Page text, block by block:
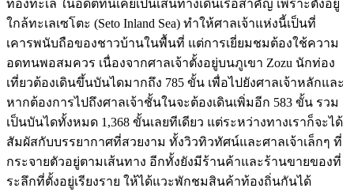
ท้องทะเล ในอดีตที่นี่เคยเป็นเส้นทางเดินเรือสำคัญ เพราะตั้งอยู่
ใกล้ทะเลเซโตะ (Seto Inland Sea) ทำให้ศาลเจ้าแห่งนี้เป็นที่
เคารพนับถือของชาวบ้านในพื้นที่ แต่การเยี่ยมชมต้องใช้ความ
อดทนพอสมควร เนื่องจากศาลเจ้าตั้งอยู่บนภูเขา Zozu นักท่อง
เที่ยวต้องเดินขึ้นบันไดมากถึง 785 ขั้น เพื่อไปยังศาลเจ้าหลักและ
หากต้องการไปถึงศาลเจ้าชั้นในจะต้องเดินเพิ่มอีก 583 ขั้น รวม
เป็นบันไดทั้งหมด 1,368 ขั้นเลยทีเดียว แต่ระหว่างทางเราก็จะได้
สัมผัสกับบรรยากาศที่สวยงาม ทั้งวิวทิวทัศน์และศาลเจ้าเล็กๆ ที่
กระจายตัวอยู่ตามเส้นทาง อีกทั้งยังมีร้านค้าและร้านขายของที่
ระลึกที่ตั้งอยู่เรียงราย ให้ได้แวะพักชมสินค้าท้องถิ่นกันได้